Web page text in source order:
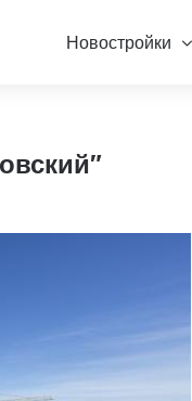
Новостройки